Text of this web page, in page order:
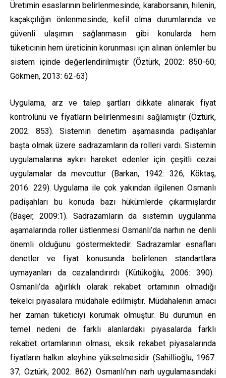
Üretimin esaslarının belirlenmesinde, karaborsanın, hilenin,
kaçakçılığın önlenmesinde, kefil olma durumlarında ve
güvenli ulaşımın sağlanmasın gibi konularda hem
tüketicinin hem üreticinin korunması için alınan önlemler bu
sistem içinde değerlendirilmiştir (Öztürk, 2002: 850-60;
Gökmen, 2013: 62-63)
Uygulama, arz ve talep şartları dikkate alınarak fiyat
kontrolünü ve fiyatların belirlenmesini sağlamıştır (Öztürk,
2002: 853). Sistemin denetim aşamasında padişahlar
başta olmak üzere sadrazamların da rolleri vardı. Sistemin
uygulamalarına aykırı hareket edenler için çeşitli cezai
uygulamalar da mevcuttur (Barkan, 1942: 326; Köktaş,
2016: 229). Uygulama ile çok yakından ilgilenen Osmanlı
padişahları bu konuda bazı hükümlerde çıkarmışlardır
(Başer, 2009:1). Sadrazamların da sistemin uygulanma
aşamalarında roller üstlenmesi Osmanlı’da narhın ne denli
önemli olduğunu göstermektedir. Sadrazamlar esnafları
denetler ve fiyat konusunda belirlenen standartlara
uymayanları da cezalandırırdı (Kütükoğlu, 2006: 390).
Osmanlı’da ağırlıklı olarak rekabet ortamının olmadığı
tekelci piyasalara müdahale edilmiştir. Müdahalenin amacı
her zaman tüketiciyi korumak olmuştur. Bu durumun en
temel nedeni de farklı alanlardaki piyasalarda farklı
rekabet ortamlarının olması, eksik rekabet piyasalarında
fiyatların halkın aleyhine yükselmesidir (Sahillioğlu, 1967:
37; Öztürk, 2002: 862). Osmanlı’nın narh uygulamasındaki